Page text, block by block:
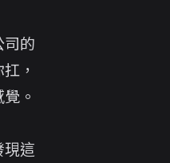
的
，
。
這